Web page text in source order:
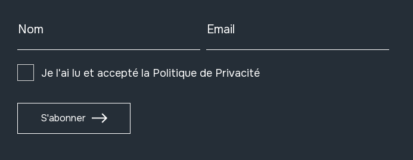
Nom Email
Je l'ai lu et accepté la Politique de Privacité
S'abonner